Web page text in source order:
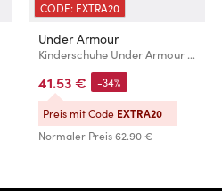
CODE: EXTRA20
Under Armour
Kinderschuhe Under Armour UA PS Lockdown 7
41.53 €
Normaler Preis62.90 €
-34%
Preis mit Code EXTRA20